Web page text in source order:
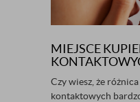
MIEJSCE
Czy wiesz, że
kontaktowych